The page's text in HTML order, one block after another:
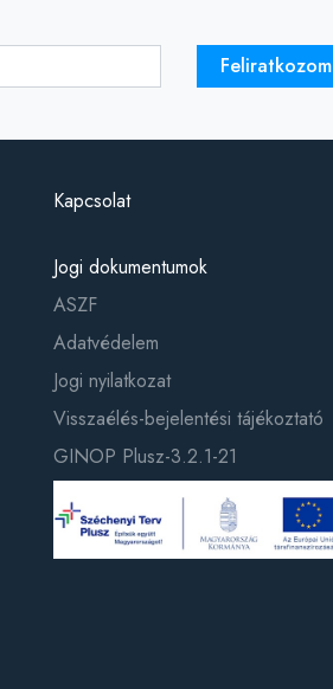
Feliratkozom
Kapcsolat
Jogi dokumentumok
ASZF
Adatvédelem
Jogi nyilatkozat
Visszaélés-bejelentési tájékoztató
GINOP Plusz-3.2.1-21